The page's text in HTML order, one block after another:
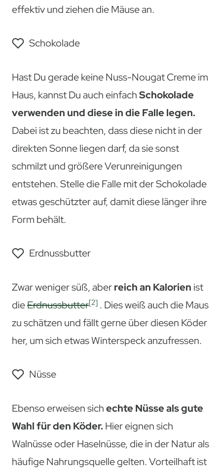
effektiv und ziehen die Mäuse an.
Schokolade
Hast Du gerade keine Nuss-Nougat Creme im
Haus, kannst Du auch einfachSchokolade
verwenden und diese in die Falle legen.
Dabei ist zu beachten, dass diese nicht in der
direkten Sonne liegen darf, da sie sonst
schmilzt und größere Verunreinigungen
entstehen. Stelle die Falle mit der Schokolade
etwas geschützter auf, damit diese länger ihre
Form behält.
Erdnussbutter
Zwar weniger süß, aberreich an Kalorien ist
dieErdnussbutter[2] . Dies weiß auch die Maus
zu schätzen und fällt gerne über diesen Köder
her, um sich etwas Winterspeck anzufressen.
Nüsse
Ebenso erweisen sichechte Nüsse als gute
Wahl für den Köder. Hier eignen sich
Walnüsse oder Haselnüsse, die in der Natur als
häufige Nahrungsquelle gelten. Vorteilhaft ist